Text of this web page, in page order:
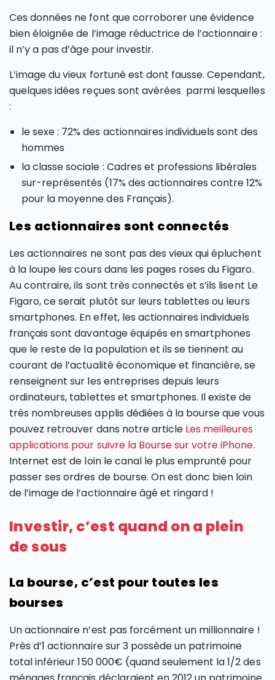
Ces données ne font que corroborer une évidence
bien éloignée de l’image réductrice de l’actionnaire :
il n’y a pas d’âge pour investir.
L’image du vieux fortuné est dont fausse. Cependant,
quelques idées reçues sont avérées parmi lesquelles
:
le sexe : 72% des actionnaires individuels sont des
hommes
la classe sociale : Cadres et professions libérales
sur-représentés (17% des actionnaires contre 12%
pour la moyenne des Français).
Les actionnaires sont connectés
Les actionnaires ne sont pas des vieux qui épluchent
à la loupe les cours dans les pages roses du Figaro.
Au contraire, ils sont très connectés et s’ils lisent Le
Figaro, ce serait plutôt sur leurs tablettes ou leurs
smartphones. En effet, les actionnaires individuels
français sont davantage équipés en smartphones
que le reste de la population et ils se tiennent au
courant de l’actualité économique et financière, se
renseignent sur les entreprises depuis leurs
ordinateurs, tablettes et smartphones. Il existe de
très nombreuses applis dédiées à la bourse que vous
pouvez retrouver dans notre article Les meilleures
applications pour suivre la Bourse sur votre iPhone.
Internet est de loin le canal le plus emprunté pour
passer ses ordres de bourse. On est donc bien loin
de l’image de l’actionnaire âgé et ringard !
Investir, c’est quand on a plein
de sous
La bourse, c’est pour toutes les
bourses
Un actionnaire n’est pas forcément un millionnaire !
Près d’1 actionnaire sur 3 possède un patrimoine
total inférieur 150 000€ (quand seulement la 1/2 des